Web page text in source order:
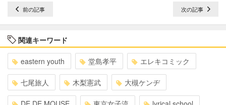
前の記事 次の記事
関連キーワード
eastern youth 堂島孝平 エレキコミック
七尾旅人 木梨憲武 大槻ケンヂ